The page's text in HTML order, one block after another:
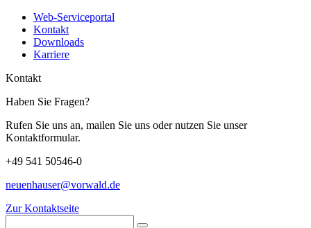
Web-Serviceportal
Kontakt
Downloads
Karriere
Kontakt
Haben Sie Fragen?
Rufen Sie uns an, mailen Sie uns oder nutzen Sie unser
Kontaktformular.
+49 541 50546-0
neuenhauser@vorwald.de
Zur Kontaktseite